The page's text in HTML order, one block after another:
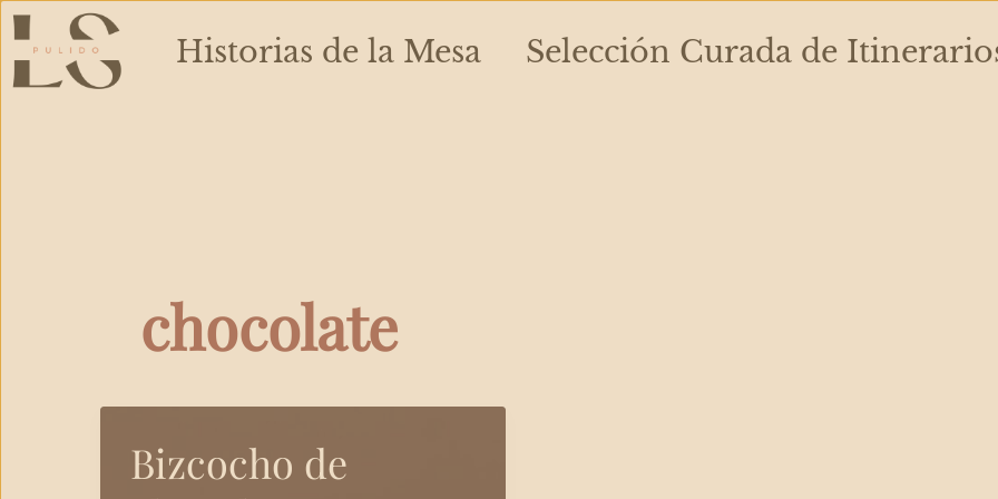
al
contenido
Historias de la Mesa Selección Curada de
chocolate
Bizcocho de